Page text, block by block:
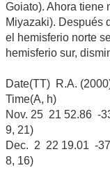
Goiato). Ahora tiene
Miyazaki). Después
el hemisferio norte
hemisferio sur,
Date(TT) R.A.
Time(A, h)
Nov. 25 21 52.86
9, 21)
Dec. 2 22 19.01 -
8, 16)